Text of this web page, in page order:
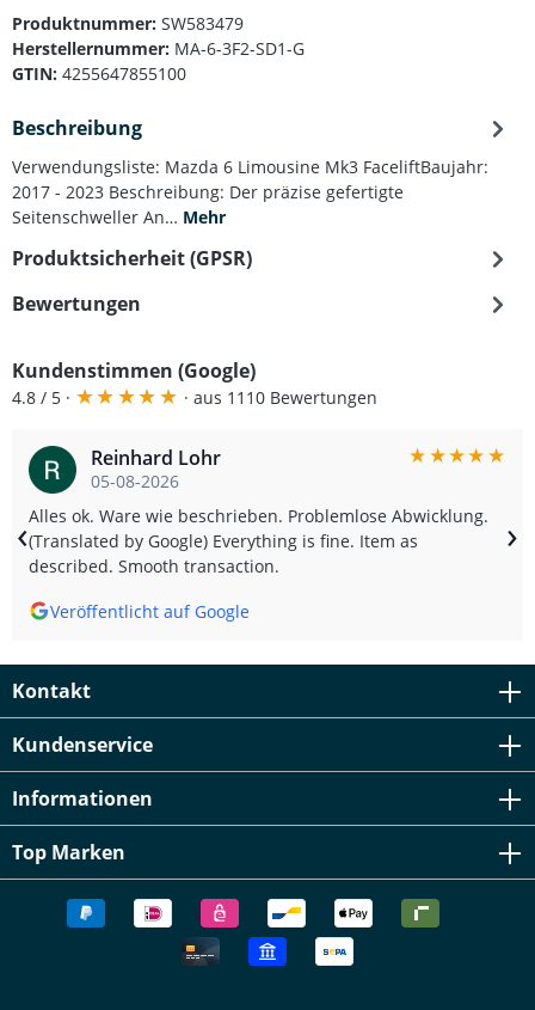
Produktnummer: SW583479
Herstellernummer: MA-6-3F2-SD1-G
GTIN: 4255647855100
Beschreibung
Verwendungsliste: Mazda 6 Limousine Mk3 FaceliftBaujahr:
2017 - 2023 Beschreibung: Der präzise gefertigte
Seitenschweller An… Mehr
Produktsicherheit (GPSR)
Bewertungen
Kundenstimmen (Google)
4.8 / 5 · ★★★★★ · aus 1110 Bewertungen
Reinhard Lohr
05-08-2026
★★★★★
Alles ok. Ware wie beschrieben. Problemlose Abwicklung.
(Translated by Google) Everything is fine. Item as
described. Smooth transaction.
Veröffentlicht auf Google
‹ ›
Kontakt
Kundenservice
Informationen
Top Marken